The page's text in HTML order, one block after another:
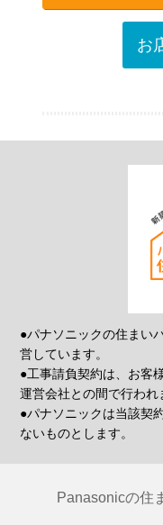
お
●パナソニックの住まい
営しています。
●工事請負契約は、お客
運営会社との間で行われ
●パナソニックは当該契
ないものとします。
Panasonicの住